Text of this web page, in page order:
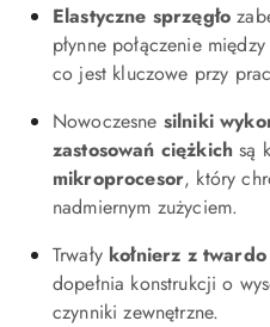
Elastyczne sprzęgło
płynne połączenie
co jest kluczowe przy
Nowoczesne silniki
zastosowań ciężkich są
mikroprocesor, który
nadmiernym zużyciem.
Trwały kołnierz z
dopełnia konstrukcji o
czynniki zewnętrzne.